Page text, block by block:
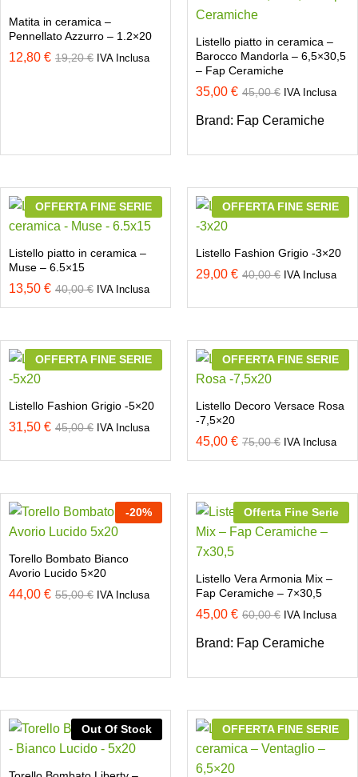
Matita in ceramica –
Pennellato Azzurro – 1.2×20
12,80 € 19,20€ IVA Inclusa
Listello piatto in ceramica –
Barocco Mandorla – 6,5×30,5
– Fap Ceramiche
35,00 € 45,00€ IVA Inclusa
Brand: Fap Ceramiche
OFFERTA FINE SERIE
Listello piatto in ceramica –
Muse – 6.5×15
13,50 € 40,00€ IVA Inclusa
OFFERTA FINE SERIE
Listello Fashion Grigio -3×20
29,00 € 40,00€ IVA Inclusa
OFFERTA FINE SERIE
Listello Fashion Grigio -5×20
31,50 € 45,00€ IVA Inclusa
OFFERTA FINE SERIE
Listello Decoro Versace Rosa
-7,5×20
45,00 € 75,00€ IVA Inclusa
-20%
Torello Bombato Bianco
Avorio Lucido 5×20
44,00 € 55,00€ IVA Inclusa
Offerta Fine Serie
Listello Vera Armonia Mix –
Fap Ceramiche – 7×30,5
45,00 € 60,00€ IVA Inclusa
Brand: Fap Ceramiche
Out Of Stock OFFERTA FINE SERIE